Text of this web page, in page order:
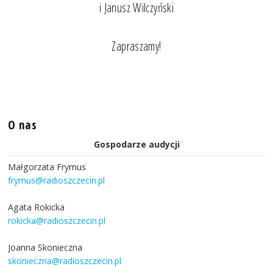
i Janusz Wilczyński
Zapraszamy!
O nas
Gospodarze audycji
Małgorzata Frymus
frymus@radioszczecin.pl
Agata Rokicka
rokicka@radioszczecin.pl
Joanna Skonieczna
skonieczna@radioszczecin.pl